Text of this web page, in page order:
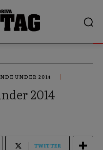
UNDER 2014
2014
TWITTER